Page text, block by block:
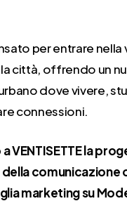
per entrare nella
città, offrendo un
dove vivere,
connessioni.
VENTISETTE la
comunicazione
marketing su